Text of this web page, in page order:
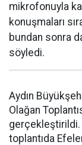
mikrofonuyla
konuşmaları
bundan sonra
söyledi.
Aydın
Olağan
gerçekleştirildi.
toplantıda